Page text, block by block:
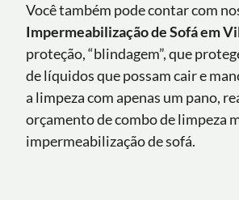
Você também pode contar com
Impermeabilização de Sofáem
proteção, “blindagem”, que
de líquidos que possam cair e
a limpeza com apenas um pano,
orçamento de combo de limpeza
impermeabilização de sofá.